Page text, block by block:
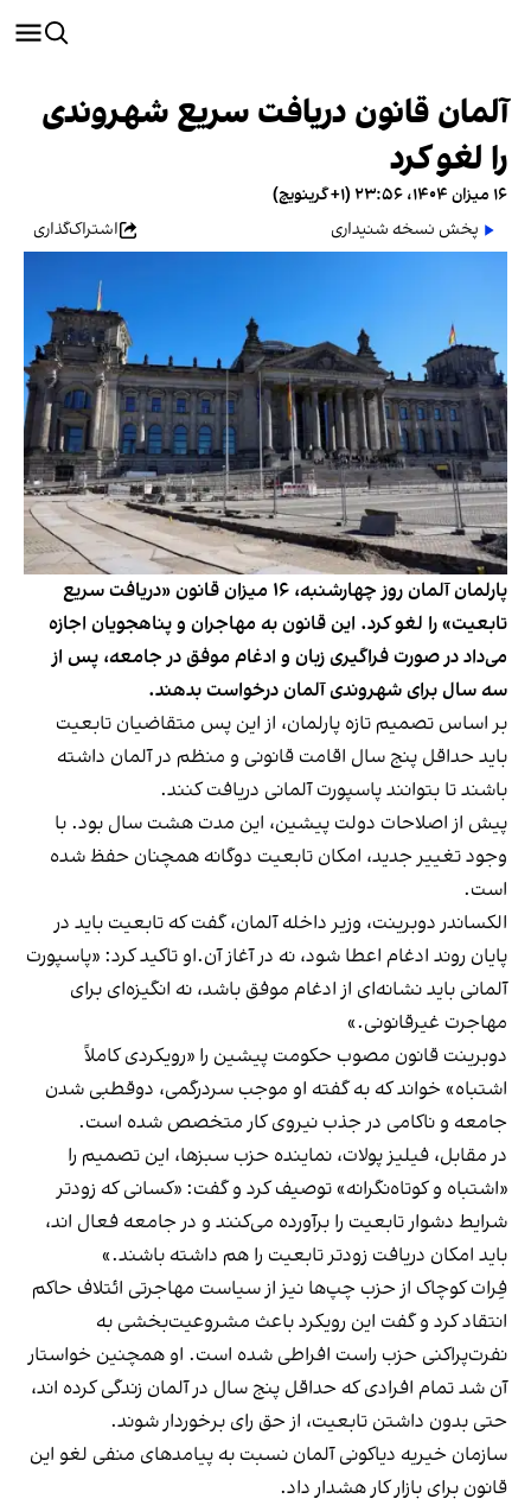
آلمان قانون دریافت سریع شهروندی
را لغو کرد
۱۶ میزان ۱۴۰۴، ۲۳:۵۶ (‎+۱ گرینویچ)
پخش نسخه شنیداری
اشتراک‌گذاری
پارلمان آلمان روز چهارشنبه، ۱۶ میزان قانون «دریافت سریع
تابعیت» را لغو کرد. این قانون به مهاجران و پناهجویان اجازه
می‌داد در صورت فراگیری زبان و ادغام موفق در جامعه، پس از
سه سال برای شهروندی آلمان درخواست بدهند.
بر اساس تصمیم تازه پارلمان، از این پس متقاضیان تابعیت
باید حداقل پنج سال اقامت قانونی و منظم در آلمان داشته
باشند تا بتوانند پاسپورت آلمانی دریافت کنند.
پیش از اصلاحات دولت پیشین، این مدت هشت سال بود. با
وجود تغییر جدید، امکان تابعیت دوگانه همچنان حفظ شده
است.
الکساندر دوبرینت، وزیر داخله آلمان، گفت که تابعیت باید در
پایان روند ادغام اعطا شود، نه در آغاز آن.او تاکید کرد: «پاسپورت
آلمانی باید نشانه‌ای از ادغام موفق باشد، نه انگیزه‌ای برای
مهاجرت غیرقانونی.»
دوبرینت قانون مصوب حکومت پیشین را «رویکردی کاملاً
اشتباه» خواند که به گفته او موجب سردرگمی، دوقطبی شدن
جامعه و ناکامی در جذب نیروی کار متخصص شده است.
در مقابل، فیلیز پولات، نماینده حزب سبزها، این تصمیم را
«اشتباه و کوتاه‌نگرانه» توصیف کرد و گفت: «کسانی که زودتر
شرایط دشوار تابعیت را برآورده می‌کنند و در جامعه فعال‌ اند،
باید امکان دریافت زودتر تابعیت را هم داشته باشند.»
فِرات کوچاک از حزب چپ‌ها نیز از سیاست مهاجرتی ائتلاف حاکم
انتقاد کرد و گفت این رویکرد باعث مشروعیت‌بخشی به
نفرت‌پراکنی حزب راست افراطی شده است. او همچنین خواستار
آن شد تمام افرادی که حداقل پنج سال در آلمان زندگی کرده‌ اند،
حتی بدون داشتن تابعیت، از حق رای برخوردار شوند.
سازمان خیریه دیاکونی آلمان نسبت به پیامدهای منفی لغو این
قانون برای بازار کار هشدار داد.